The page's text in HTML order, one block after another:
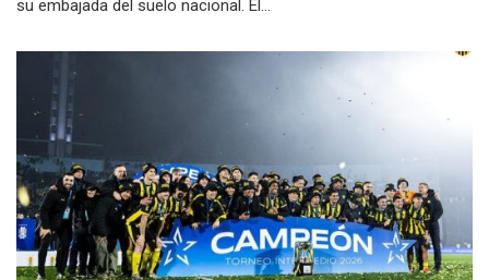
su embajada del suelo nacional. El...